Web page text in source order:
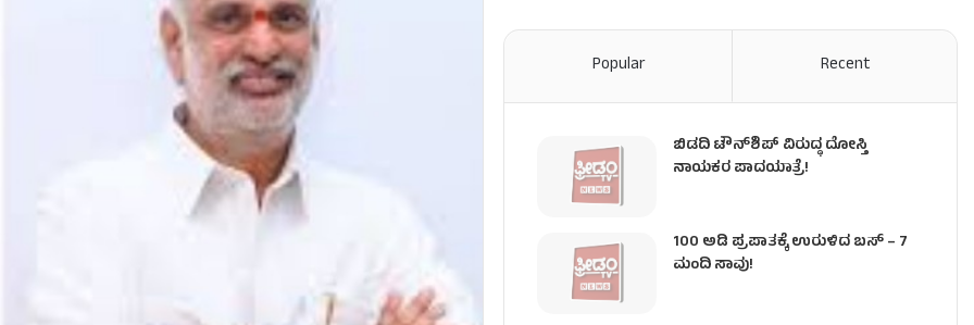
Popular Recent
ಬಿಡದಿ ಟೌನ್‌ಶಿಪ್‌ ವಿರುದ್ಧ ದೋಸ್ತಿ
ನಾಯಕರ ಪಾದಯಾತ್ರೆ!
100 ಅಡಿ ಪ್ರಪಾತಕ್ಕೆ ಉರುಳಿದ ಬಸ್‌ – 7
ಮಂದಿ ಸಾವು!